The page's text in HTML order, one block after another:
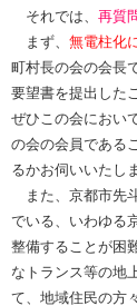
それでは、 再質
まず、 無電柱化
町村長の会の会長
要望書を提出した
ぜひこの会におい
の会の会員である
るかお伺いいたし
また、京都市先
でいる、いわゆる
整備することが困
なトランス等の地
て、地域住民の方